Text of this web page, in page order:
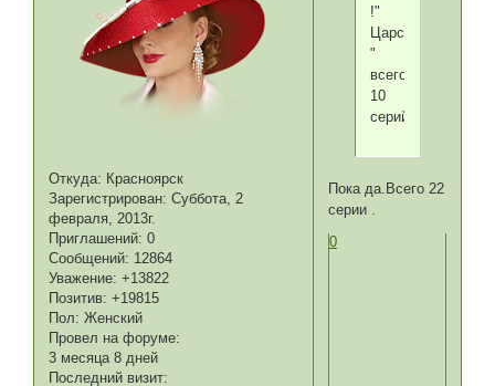
Откуда: Красноярск
Зарегистрирован: Суббота, 2
февраля, 2013г.
Приглашений: 0
Сообщений: 12864
Уважение: +13822
Позитив: +19815
Пол: Женский
Провел на форуме:
3 месяца 8 дней
Последний визит:
!"
Царство
"
всего
10
серий
Пока да.Всего 22
серии .
0